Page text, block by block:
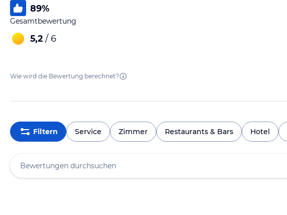
89%
Gesamtbewertung
5,2 / 6
Wie wird die Bewertung berechnet?
Filtern Service Zimmer Restaurants & Bars Hotel